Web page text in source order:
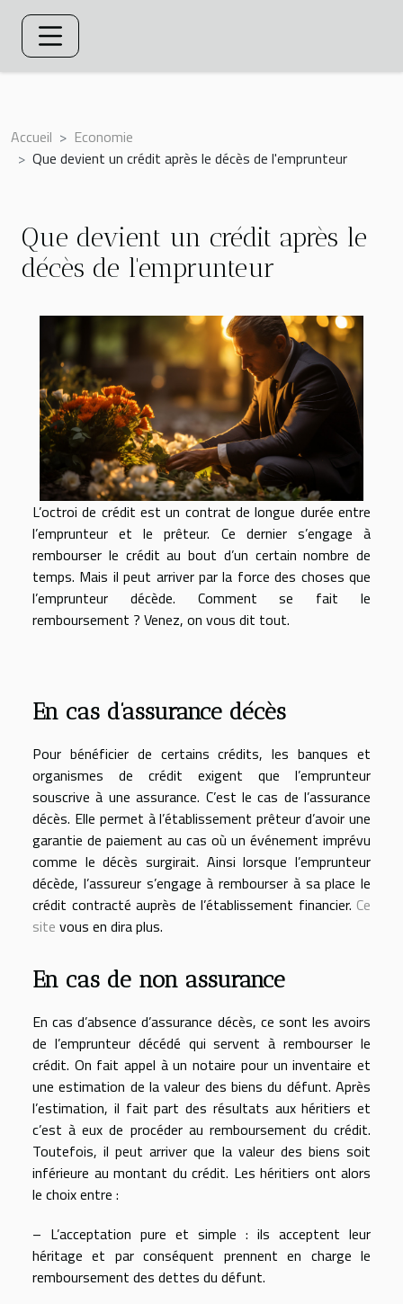
Accueil
Economie
Que devient un crédit après le décès de l'emprunteur
Que devient un crédit après le
décès de l'emprunteur
L’octroi de crédit est un contrat de longue durée entre
l’emprunteur et le prêteur. Ce dernier s’engage à
rembourser le crédit au bout d’un certain nombre de
temps. Mais il peut arriver par la force des choses que
l’emprunteur décède. Comment se fait le
remboursement ? Venez, on vous dit tout.
En cas d’assurance décès
Pour bénéficier de certains crédits, les banques et
organismes de crédit exigent que l’emprunteur
souscrive à une assurance. C’est le cas de l’assurance
décès. Elle permet à l’établissement prêteur d’avoir une
garantie de paiement au cas où un événement imprévu
comme le décès surgirait. Ainsi lorsque l’emprunteur
décède, l’assureur s’engage à rembourser à sa place le
crédit contracté auprès de l’établissement financier. Ce
site vous en dira plus.
En cas de non assurance
En cas d’absence d’assurance décès, ce sont les avoirs
de l’emprunteur décédé qui servent à rembourser le
crédit. On fait appel à un notaire pour un inventaire et
une estimation de la valeur des biens du défunt. Après
l’estimation, il fait part des résultats aux héritiers et
c’est à eux de procéder au remboursement du crédit.
Toutefois, il peut arriver que la valeur des biens soit
inférieure au montant du crédit. Les héritiers ont alors
le choix entre :
– L’acceptation pure et simple : ils acceptent leur
héritage et par conséquent prennent en charge le
remboursement des dettes du défunt.